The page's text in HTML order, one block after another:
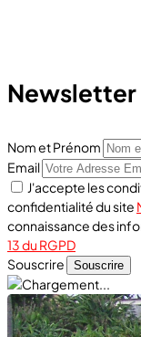
Newsletter
Nom et Prénom
Email
J'accepte les
confidentialité du site
connaissance des
13 du RGPD
Souscrire